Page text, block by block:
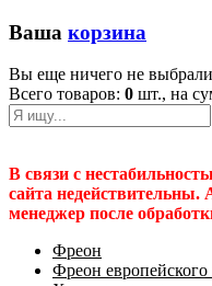
Ваша корзина
Вы еще ничего не выбрали
Всего товаров: 0 шт., на
В связи с
сайта
менеджер после
Фреон
Фреон европейского